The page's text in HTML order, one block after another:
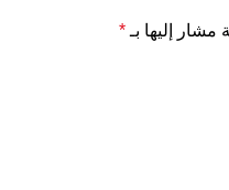
مشار إليها بـ *